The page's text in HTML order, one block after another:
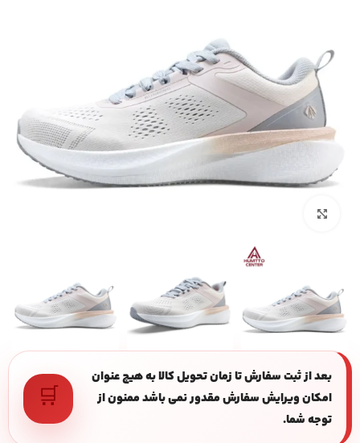
بعد از ثبت سفارش تا زمان تحویل کالا به هیچ عنوان
امکان ویرایش سفارش مقدور نمی باشد ممنون از
توجه شما.
🛒